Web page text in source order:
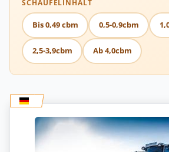
SCHAUFELINHALT
Bis 0,49 cbm 0,5-0,9cbm
2,5-3,9cbm Ab 4,0cbm